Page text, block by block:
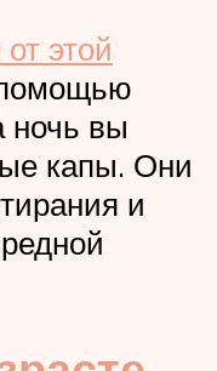
этой
вы
капы. Они
и